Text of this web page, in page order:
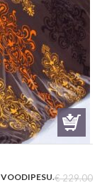
VOODIPESU.€229.00